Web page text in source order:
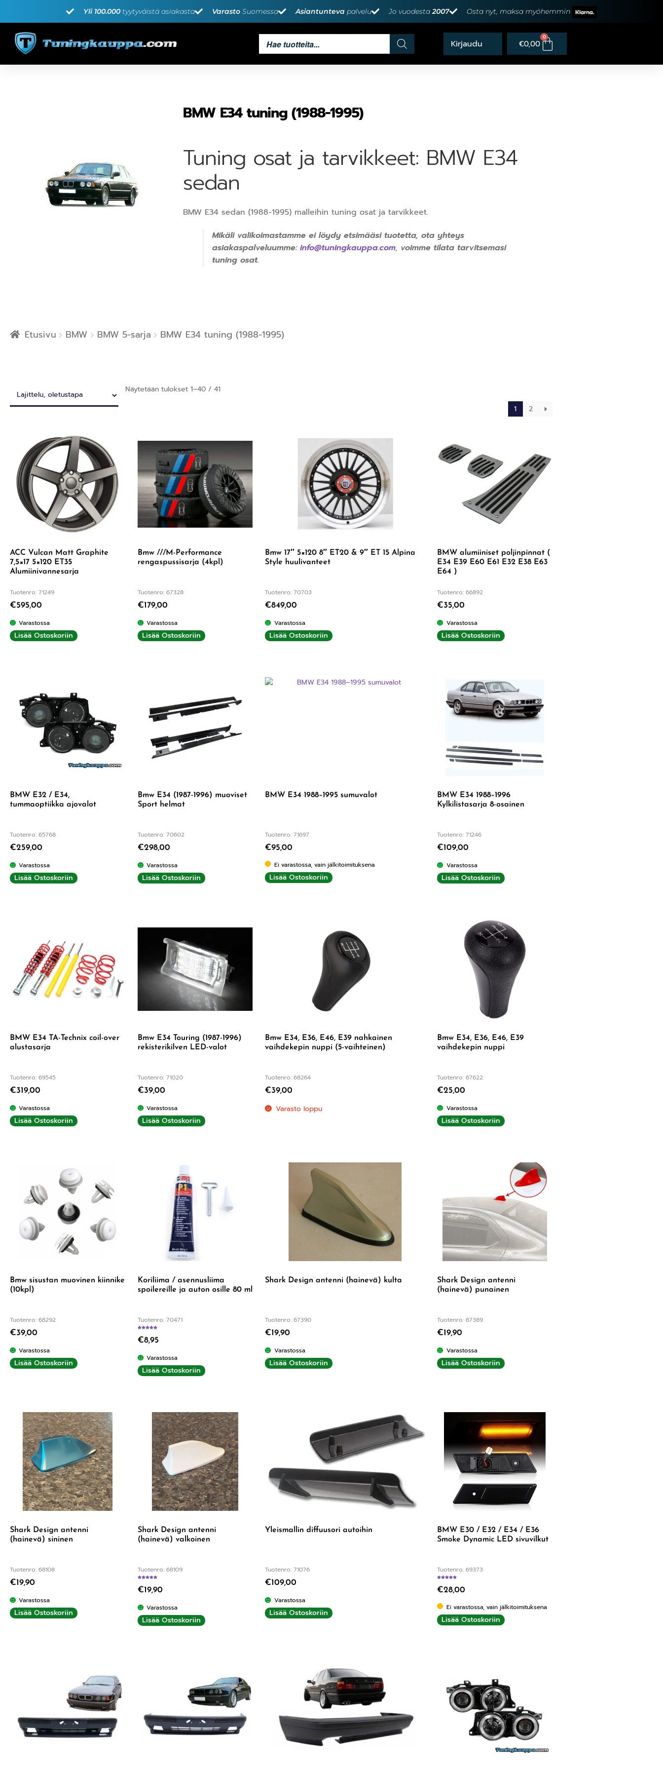
Yli 100.000 tyytyväistä asiakasta Varasto Suomessa Asiantunteva palvelu Jo vuodesta2007 Osta nyt, maksa myöhemmin
€0,00
0
BMW E34 tuning (1988-1995)
Tuning osat ja tarvikkeet: BMW E34
sedan
BMW E34 sedan (1988-1995) malleihin tuning osat ja tarvikkeet.
Mikäli valikoimastamme ei löydy etsimääsi tuotetta, ota yhteys
asiakaspalveluumme: info@tuningkauppa.com, voimme tilata tarvitsemasi
tuning osat.
Etusivu BMW BMW 5-sarja BMW E34 tuning (1988-1995)
Näytetään tulokset 1–40 / 41
1
2
ACC Vulcan Matt Graphite
7,5×17 5×120 ET35
Alumiinivannesarja
Tuotenro: 71249
€595,00
Varastossa
Lisää Ostoskoriin
Bmw ///M-Performance
rengaspussisarja (4kpl)
Tuotenro: 67328
€179,00
Varastossa
Lisää Ostoskoriin
Bmw 17″ 5×120 8″ ET20 & 9″ ET 15 Alpina
Style huulivanteet
Tuotenro: 70703
€849,00
Varastossa
Lisää Ostoskoriin
BMW alumiiniset poljinpinnat (
E34 E39 E60 E61 E32 E38 E63
E64 )
Tuotenro: 66892
€35,00
Varastossa
Lisää Ostoskoriin
BMW E32 / E34,
tummaoptiikka ajovalot
Tuotenro: 65768
€259,00
Varastossa
Lisää Ostoskoriin
Bmw E34 (1987-1996) muoviset
Sport helmat
Tuotenro: 70602
€298,00
Varastossa
Lisää Ostoskoriin
BMW E34 1988–1995 sumuvalot
Tuotenro: 71697
€95,00
Ei varastossa, vain jälkitoimituksena
Lisää Ostoskoriin
BMW E34 1988–1996
Kylkilistasarja 8-osainen
Tuotenro: 71246
€109,00
Varastossa
Lisää Ostoskoriin
BMW E34 TA-Technix coil-over
alustasarja
Tuotenro: 69545
€319,00
Varastossa
Lisää Ostoskoriin
Bmw E34 Touring (1987-1996)
rekisterikilven LED-valot
Tuotenro: 71020
€39,00
Varastossa
Lisää Ostoskoriin
Bmw E34, E36, E46, E39 nahkainen
vaihdekepin nuppi (5-vaihteinen)
Tuotenro: 68264
€39,00
Varasto loppu
Bmw E34, E36, E46, E39
vaihdekepin nuppi
Tuotenro: 67622
€25,00
Varastossa
Lisää Ostoskoriin
Bmw sisustan muovinen kiinnike
(10kpl)
Tuotenro: 68292
€39,00
Varastossa
Lisää Ostoskoriin
Koriliima / asennusliima
spoilereille ja auton osille 80 ml
Tuotenro: 70471
€8,95
Varastossa
Lisää Ostoskoriin
Shark Design antenni (hainevä) kulta
Tuotenro: 67390
€19,90
Varastossa
Lisää Ostoskoriin
Shark Design antenni
(hainevä) punainen
Tuotenro: 67389
€19,90
Varastossa
Lisää Ostoskoriin
Shark Design antenni
(hainevä) sininen
Tuotenro: 68108
€19,90
Varastossa
Lisää Ostoskoriin
Shark Design antenni
(hainevä) valkoinen
Tuotenro: 68109
€19,90
Varastossa
Lisää Ostoskoriin
Yleismallin diffuusori autoihin
Tuotenro: 71076
€109,00
Varastossa
Lisää Ostoskoriin
BMW E30 / E32 / E34 / E36
Smoke Dynamic LED sivuvilkut
Tuotenro: 69373
€28,00
Ei varastossa, vain jälkitoimituksena
Lisää Ostoskoriin